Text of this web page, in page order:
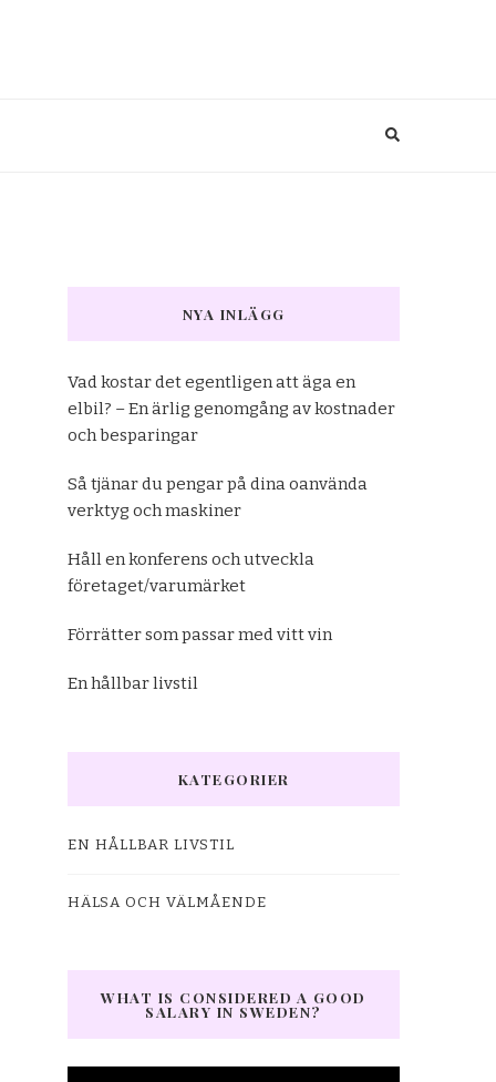
NYA INLÄGG
Vad kostar det egentligen att äga en
elbil? – En ärlig genomgång av kostnader
och besparingar
Så tjänar du pengar på dina oanvända
verktyg och maskiner
Håll en konferens och utveckla
företaget/varumärket
Förrätter som passar med vitt vin
En hållbar livstil
KATEGORIER
EN HÅLLBAR LIVSTIL
HÄLSA OCH VÄLMÅENDE
WHAT IS CONSIDERED A GOOD
SALARY IN SWEDEN?